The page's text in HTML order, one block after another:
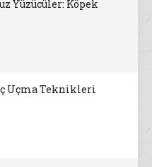
Yüzücüler: Köpek
Uçma Teknikleri